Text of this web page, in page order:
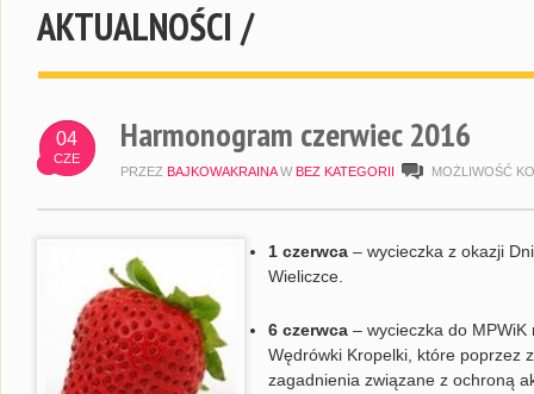
AKTUALNOŚCI /
04
CZE
Harmonogram czerwiec 2016
PRZEZ BAJKOWAKRAINA W BEZ KATEGORII MOŻLIWOŚĆ
1 czerwca – wycieczka z okazji
Wieliczce.
6 czerwca – wycieczka do
Wędrówki Kropelki, które poprzez
zagadnienia związane z ochroną